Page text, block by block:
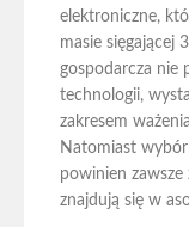
elektroniczne,
masie sięgającej
gospodarcza nie
technologii,
zakresem
Natomiast
powinien zawsze
znajdują się w